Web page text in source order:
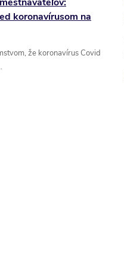
koronavírusom na
že koronavírus Covid